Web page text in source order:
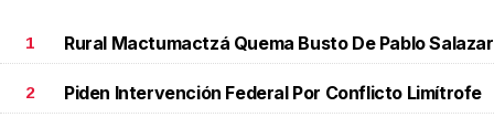
1 Rural Mactumactzá Quema Busto De Pablo Salazar
2 Piden Intervención Federal Por Conflicto Limítrofe